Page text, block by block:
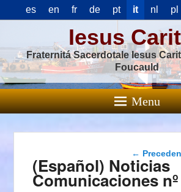
es en fr de pt it nl pl
Iesus
Fraternitá Sacerdotale Iesus
Foucauld
Menu
←
(Español) Noticias
Comunicaciones nº